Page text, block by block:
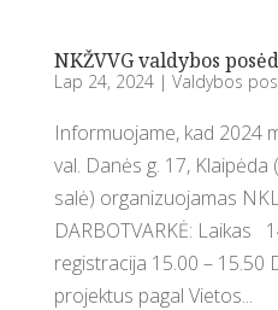
NKŽVVG valdybos
Lap 24, 2024| Valdybos
Informuojame, kad 2024
val. Danės g. 17,
salė) organizuojamas
DARBOTVARKĖ: Laikas
registracija 15.00 – 15.50
projektus pagal Vietos...